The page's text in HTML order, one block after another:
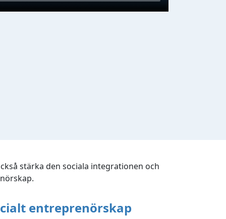
stärka den sociala integrationen och
entreprenörskap